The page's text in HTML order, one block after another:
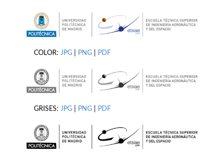
COLOR: JPG PNG PDF
GRISES: JPG PNG PDF